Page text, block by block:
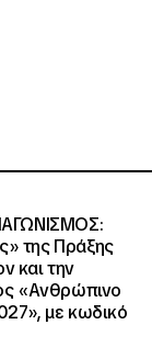
της Πράξης
και την
«Ανθρώπινο
με κωδικό